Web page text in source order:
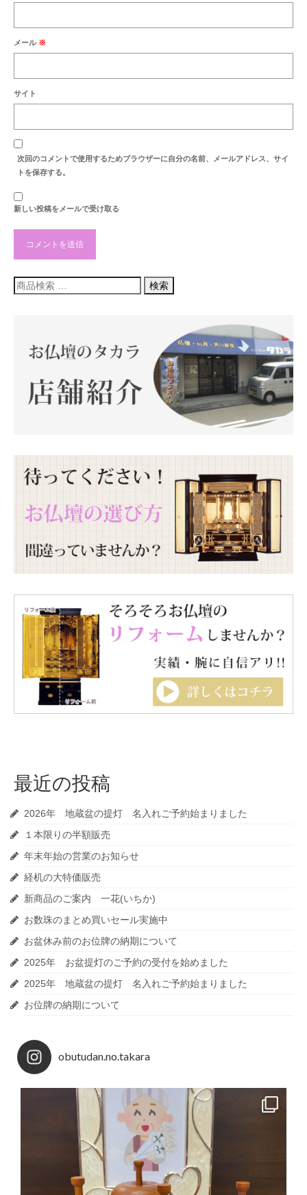
商品紹介
セール案内
お盆
メール ※
サイト
次回のコメントで使用するためブラウザーに自分の名前、メールアドレス、サイ
トを保存する。
新しい投稿をメールで受け取る
検
索
検索
最近の投稿
2026年 地蔵盆の提灯 名入れご予約始まりました
１本限りの半額販売
年末年始の営業のお知らせ
経机の大特価販売
新商品のご案内 一花(いちか)
お数珠のまとめ買いセール実施中
お盆休み前のお位牌の納期について
2025年 お盆提灯のご予約の受付を始めました
2025年 地蔵盆の提灯 名入れご予約始まりました
お位牌の納期について
obutudan.no.takara